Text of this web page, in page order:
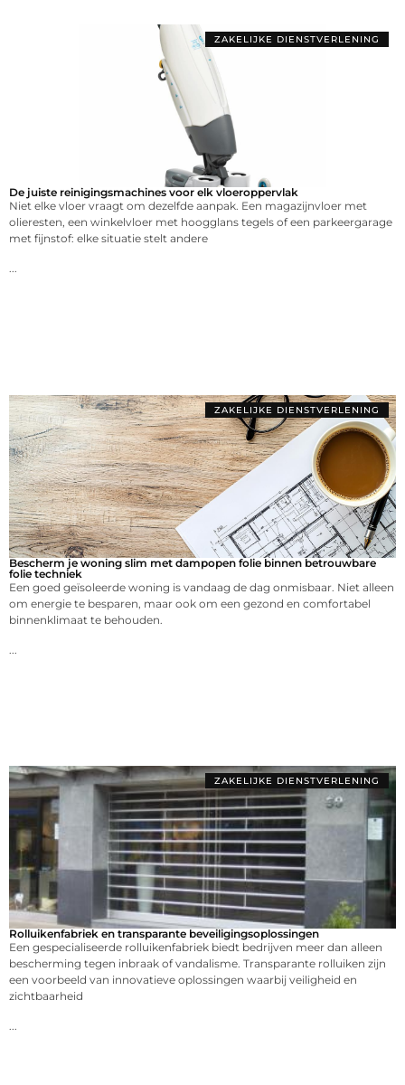
ZAKELIJKE DIENSTVERLENING
De juiste reinigingsmachines voor elk vloeroppervlak
Niet elke vloer vraagt om dezelfde aanpak. Een magazijnvloer met
olieresten, een winkelvloer met hoogglans tegels of een parkeergarage
met fijnstof: elke situatie stelt andere
ZAKELIJKE DIENSTVERLENING
Bescherm je woning slim met dampopen folie binnen betrouwbare
folie techniek
Een goed geïsoleerde woning is vandaag de dag onmisbaar. Niet alleen
om energie te besparen, maar ook om een gezond en comfortabel
binnenklimaat te behouden.
ZAKELIJKE DIENSTVERLENING
Rolluikenfabriek en transparante beveiligingsoplossingen
Een gespecialiseerde rolluikenfabriek biedt bedrijven meer dan alleen
bescherming tegen inbraak of vandalisme. Transparante rolluiken zijn
een voorbeeld van innovatieve oplossingen waarbij veiligheid en
zichtbaarheid